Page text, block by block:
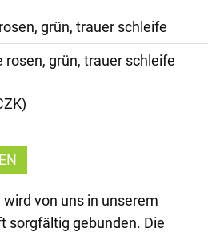
grün, trauer schleife
rosen, grün, trauer schleife
von uns in unserem
sorgfältig gebunden. Die